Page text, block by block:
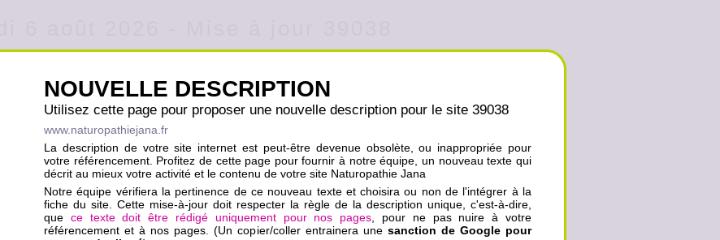
NOUVELLE DESCRIPTION
Utilisez cette page pour proposer une nouvelle description pour le site 39038
www.naturopathiejana.fr
La description de votre site internet est peut-être devenue obsolète, ou inappropriée pour
votre référencement. Profitez de cette page pour fournir à notre équipe, un nouveau texte qui
décrit au mieux votre activité et le contenu de votre site Naturopathie Jana
Notre équipe vérifiera la pertinence de ce nouveau texte et choisira ou non de l'intégrer à la
fiche du site. Cette mise-à-jour doit respecter la règle de la description unique, c'est-à-dire,
que ce texte doit être rédigé uniquement pour nos pages , pour ne pas nuire à votre
référencement et à nos pages. (Un copier/coller entrainera une sanction de Google pour